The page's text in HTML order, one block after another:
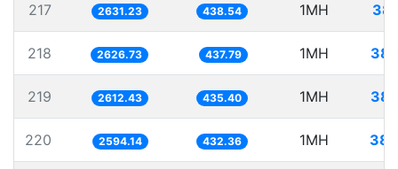
217 2631.23 438.54 1MH
218 2626.73 437.79 1MH
219 2612.43 435.40 1MH
220 2594.14 432.36 1MH